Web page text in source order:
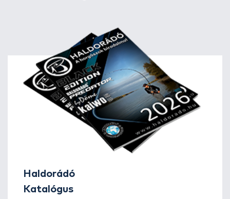
kapások száma drasztikusan lecsökken, ha meg néha-néha
megszólal a hangjelzős, annak rendszerint üres bevágás a
vége. Vajon mi történhet ilyenkor? A válasz egyszerű. A
pontyok érzik a veszélyt és bizony a kezdetben bevált
módszerekkel már szinte lehetetlen őket becsapni. Elérkezett
tehát a változtatás, a kísérletezés ideje. Valahogy így nézett
ki a forgatókönyv a legutóbbi horgászatom alkalmából is.
Haldorádó
Katalógus